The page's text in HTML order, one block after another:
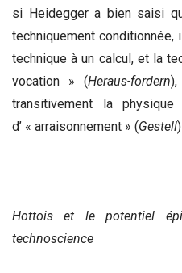
si Heidegger a bien saisi
techniquement conditionnée,
technique à un calcul, et la
vocation » (Heraus-fordern
transitivement la
d’ « arraisonnement » (Gestell
Hottois et le potentiel
technoscience